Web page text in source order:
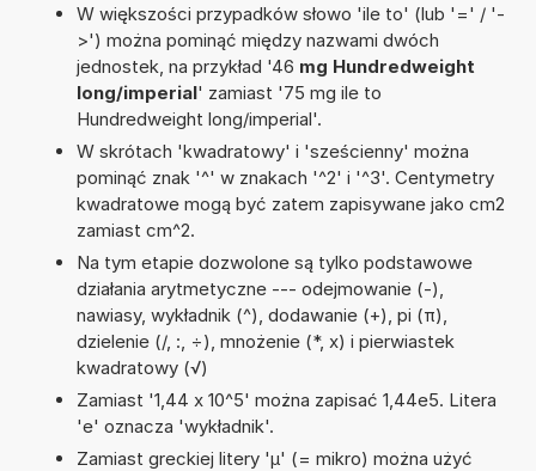
W większości przypadków słowo 'ile to' (lub '=' / '-
>') można pominąć między nazwami dwóch
jednostek, na przykład '46 mg Hundredweight
long/imperial' zamiast '75 mg ile to
Hundredweight long/imperial'.
W skrótach 'kwadratowy' i 'sześcienny' można
pominąć znak '^' w znakach '^2' i '^3'. Centymetry
kwadratowe mogą być zatem zapisywane jako cm2
zamiast cm^2.
Na tym etapie dozwolone są tylko podstawowe
działania arytmetyczne --- odejmowanie (-),
nawiasy, wykładnik (^), dodawanie (+), pi (π),
dzielenie (/, :, ÷), mnożenie (*, x) i pierwiastek
kwadratowy (√)
Zamiast '1,44 x 10^5' można zapisać 1,44e5. Litera
'e' oznacza 'wykładnik'.
Zamiast greckiej litery 'µ' (= mikro) można użyć